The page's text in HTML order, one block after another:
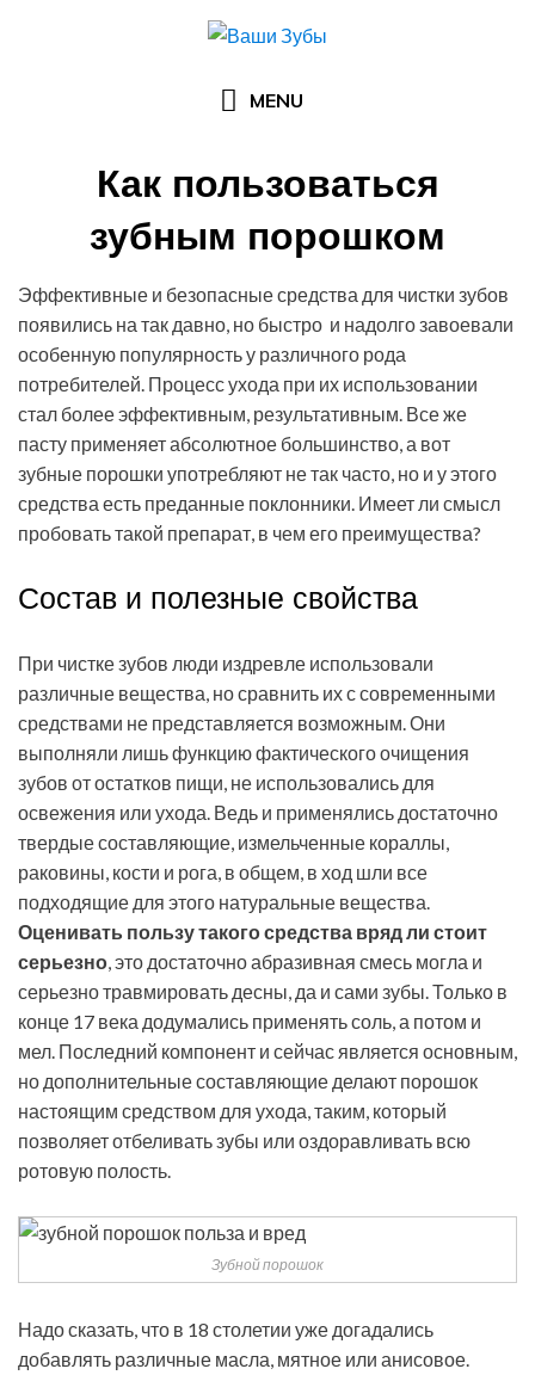
MENU
Как пользоваться
зубным порошком
by Арзы Умерова
15.08.2016
Эффективные и безопасные средства для чистки зубов
появились на так давно, но быстро и надолго завоевали
особенную популярность у различного рода
потребителей. Процесс ухода при их использовании
стал более эффективным, результативным. Все же
пасту применяет абсолютное большинство, а вот
зубные порошки употребляют не так часто, но и у этого
средства есть преданные поклонники. Имеет ли смысл
пробовать такой препарат, в чем его преимущества?
Состав и полезные свойства
При чистке зубов люди издревле использовали
различные вещества, но сравнить их с современными
средствами не представляется возможным. Они
выполняли лишь функцию фактического очищения
зубов от остатков пищи, не использовались для
освежения или ухода. Ведь и применялись достаточно
твердые составляющие, измельченные кораллы,
раковины, кости и рога, в общем, в ход шли все
подходящие для этого натуральные вещества.
Оценивать пользу такого средства вряд ли стоит
серьезно, это достаточно абразивная смесь могла и
серьезно травмировать десны, да и сами зубы. Только в
конце 17 века додумались применять соль, а потом и
мел. Последний компонент и сейчас является основным,
но дополнительные составляющие делают порошок
настоящим средством для ухода, таким, который
позволяет отбеливать зубы или оздоравливать всю
ротовую полость.
Зубной порошок
Надо сказать, что в 18 столетии уже догадались
добавлять различные масла, мятное или анисовое.